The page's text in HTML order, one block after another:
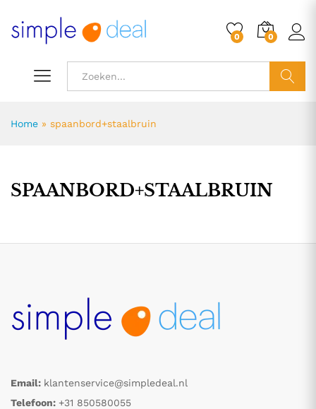
0 0
Home » spaanbord+staalbruin
SPAANBORD+STAALBRUIN
Email: klantenservice@simpledeal.nl
Telefoon: +31 850580055